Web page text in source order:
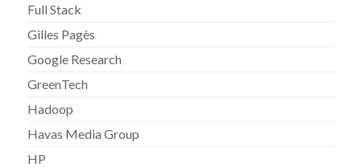
Full Stack
Gilles Pagès
Google Research
GreenTech
Hadoop
Havas Media Group
HP